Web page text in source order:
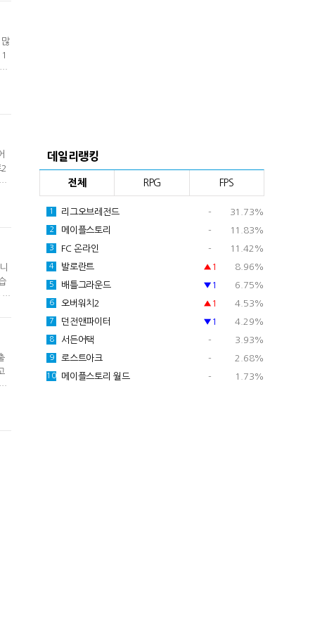
.
진
데일리랭킹
전체 RPG FPS
1 리그오브레전드 - 31.73%
2 메이플스토리 - 11.83%
3 FC 온라인 - 11.42%
4 발로란트 ▲1 8.96%
5 배틀그라운드 ▼1 6.75%
6 오버워치2 ▲1 4.53%
7 던전앤파이터 ▼1 4.29%
8 서든어택 - 3.93%
9 로스트아크 - 2.68%
10 메이플스토리 월드 - 1.73%